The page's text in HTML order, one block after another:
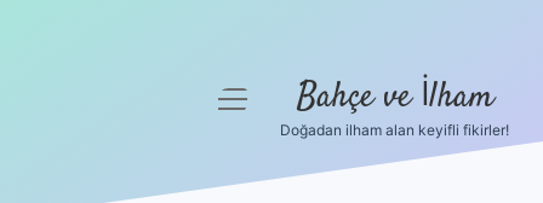
menüyü
Bahçe ve İlham
Doğadan ilham alan keyifli fikirler!